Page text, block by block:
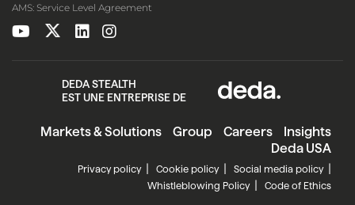
AMS: Service Level Agreement
DEDA STEALTH
EST UNE ENTREPRISE DE
Markets & Solutions Group Careers
Insights
Deda USA
Privacy policy Cookie policy
Social media policy
Whistleblowing Policy
Code of Ethics